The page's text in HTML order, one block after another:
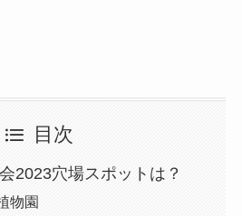
目次
2023穴場スポットは？
物園